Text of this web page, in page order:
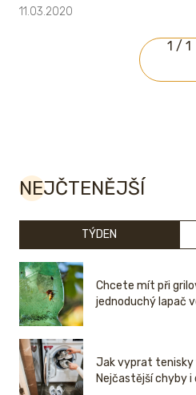
11.03.2020
1 / 1
NEJČTENĚJŠÍ
TÝDEN
Chcete mít při
jednoduchý lapač
Jak vyprat tenisky
Nejčastější chyby